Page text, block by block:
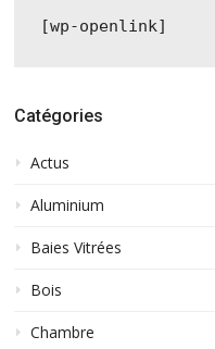
[wp-openlink]
Catégories
Actus
Aluminium
Baies Vitrées
Bois
Chambre